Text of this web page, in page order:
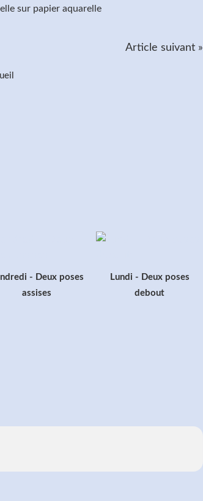
sur papier aquarelle
Article suivant »
- Deux poses
assises
Lundi - Deux poses
debout